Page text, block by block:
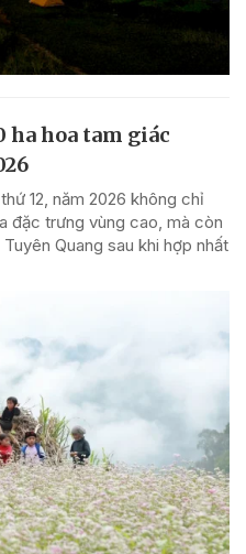
ha hoa tam giác
12, năm 2026 không chỉ
đặc trưng vùng cao, mà còn
Quang sau khi hợp nhất